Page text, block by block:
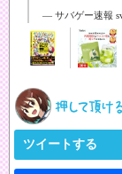
— サバゲー速報
ツイートする